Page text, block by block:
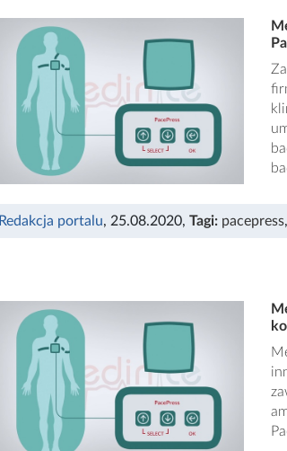
Redakcja portalu, 25.08.2020, Tagi: pacepress,